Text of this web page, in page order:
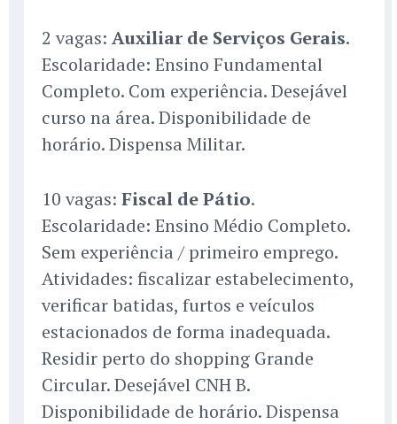
2 vagas: Auxiliar de Serviços Gerais.
Escolaridade: Ensino Fundamental
Completo. Com experiência. Desejável
curso na área. Disponibilidade de
horário. Dispensa Militar.
10 vagas: Fiscal de Pátio.
Escolaridade: Ensino Médio Completo.
Sem experiência / primeiro emprego.
Atividades: fiscalizar estabelecimento,
verificar batidas, furtos e veículos
estacionados de forma inadequada.
Residir perto do shopping Grande
Circular. Desejável CNH B.
Disponibilidade de horário. Dispensa